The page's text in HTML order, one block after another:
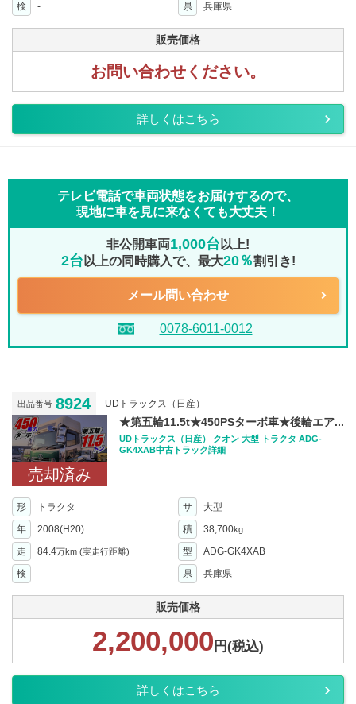
検
- 県 兵庫県
販売価格
お問い合わせください。
詳しくはこちら
テレビ電話で車両状態をお届けするので、
現地に車を見に来なくても大丈夫！
非公開車両1,000台 以上!
2台 以上の同時購入で、最大20％割引き!
メール問い合わせ
0078-6011-0012
出品番号 8924 UDトラックス（日産）
売却済み
★第五輪11.5t★450PSターボ車★後輪エア...
UDトラックス（日産） クオン 大型 トラクタ ADG-
GK4XAB中古トラック詳細
形 トラクタ サ
大型
年
2008(H20) 積 38,700kg
走 84.4万km (実走行距離) 型
ADG-GK4XAB
検
- 県 兵庫県
販売価格
2,200,000 円(税込)
詳しくはこちら